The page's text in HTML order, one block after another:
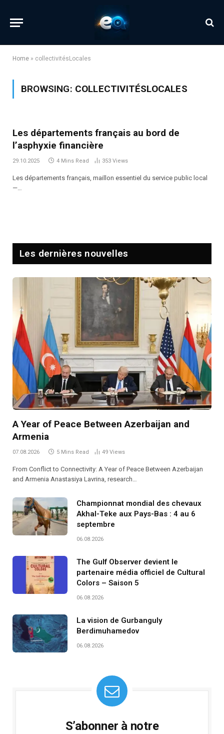
Home » collectivitésLocales
BROWSING: COLLECTIVITÉSLOCALES
Les départements français au bord de
l’asphyxie financière
29.10.2025 4 Mins Read 353 Views
Les départements français, maillon essentiel du service public local
—…
Les dernières nouvelles
A Year of Peace Between Azerbaijan and
Armenia
07.08.2026 5 Mins Read 49 Views
From Conflict to Connectivity: A Year of Peace Between Azerbaijan
and Armenia Anastasiya Lavrina, research…
Championnat mondial des chevaux
Akhal-Teke aux Pays-Bas : 4 au 6
septembre
06.08.2026
The Gulf Observer devient le
partenaire média officiel de Cultural
Colors – Saison 5
06.08.2026
La vision de Gurbanguly
Berdimuhamedov
06.08.2026
S’abonner à notre